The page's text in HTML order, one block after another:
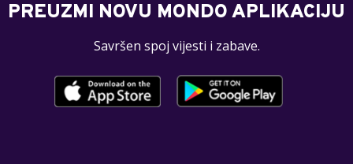
PREUZMI NOVU MONDO APLIKACIJU
Savršen spoj vijesti i zabave.